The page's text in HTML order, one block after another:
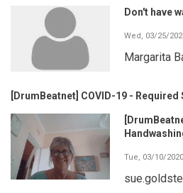
Don't have
Wed, 03/25/
Margarita
[DrumBeatnet] COVID-19 -
Tue, 03/10/